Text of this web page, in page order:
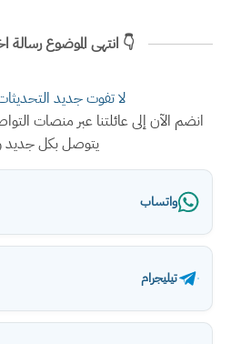
👇 انتهى الموضوع رسالة
لا تفوت جديد
انضم الآن إلى عائلتنا عبر منصات
يتوصل بكل
واتساب
تيليجرام